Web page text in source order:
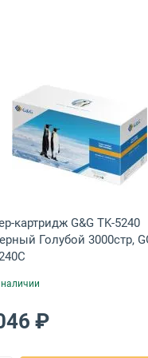
GG-TK5240Y
G&G TK-5240Открыть
картридж G&G TK-5240
Голубой 3000стр,
наличии
₽